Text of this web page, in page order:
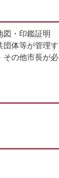
図・印鑑証明
団体等が管理す
その他市長が必